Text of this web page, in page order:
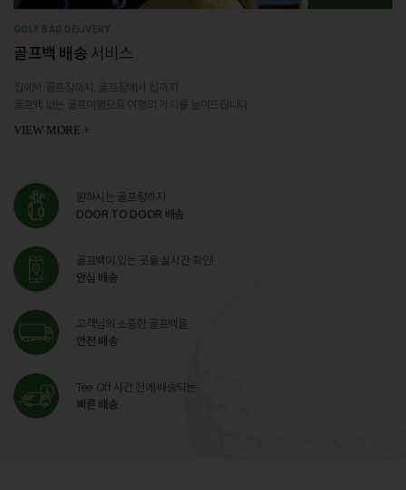
GOLF BAG DELIVERY
골프백 배송 서비스
집에서 골프장까지, 골프장에서 집까지
골프백 없는 골프여행으로 여행의 가치를 높여드립니다
VIEW MORE +
원하시는 골프장까지
DOOR TO DOOR 배송
골프백이 있는 곳을 실시간 확인!
안심 배송
고객님의 소중한 골프백을
안전 배송
Tee Off 시간 전에 배송되는
빠른 배송